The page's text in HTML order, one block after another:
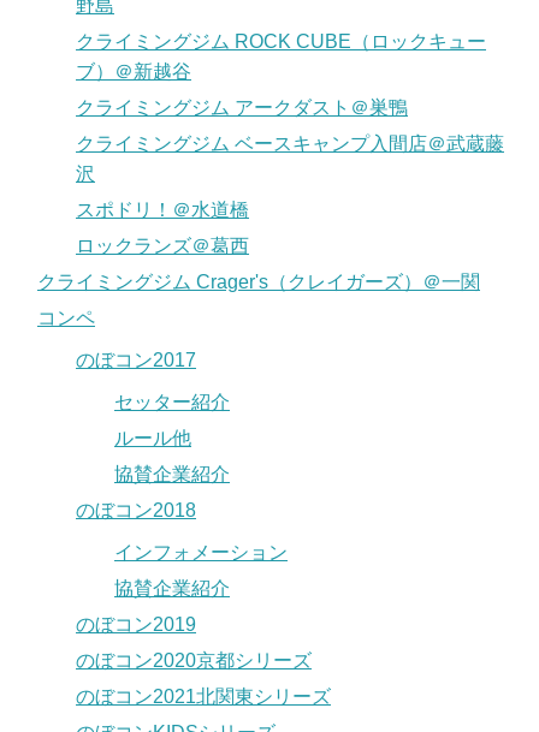
野島
クライミングジム ROCK CUBE（ロックキュー
ブ）＠新越谷
クライミングジム アークダスト＠巣鴨
クライミングジム ベースキャンプ入間店＠武蔵藤
沢
スポドリ！＠水道橋
ロックランズ＠葛西
クライミングジム Crager's（クレイガーズ）＠一関
コンペ
のぼコン2017
セッター紹介
ルール他
協賛企業紹介
のぼコン2018
インフォメーション
協賛企業紹介
のぼコン2019
のぼコン2020京都シリーズ
のぼコン2021北関東シリーズ